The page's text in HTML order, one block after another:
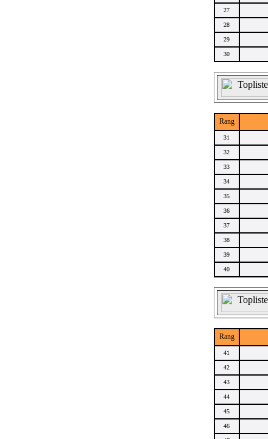
27
28
29
30
Rang
31
32
33
34
35
36
37
38
39
40
Rang
41
42
43
44
45
46